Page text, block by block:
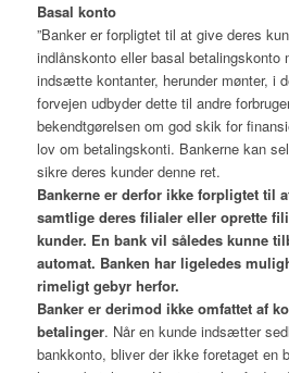
Basal konto
”Banker er forpligtet til at give deres
indlånskonto eller basal betalingskonto
indsætte kontanter, herunder mønter, i
forvejen udbyder dette til andre
bekendtgørelsen om god skik for
lov om betalingskonti. Bankerne kan
sikre deres kunder denne ret.
Bankerne er derfor ikke forpligtet til
samtlige deres filialer eller oprette
kunder. En bank vil således kunne
automat. Banken har ligeledes
rimeligt gebyr herfor.
Banker er derimod ikke omfattet af
betalinger. Når en kunde indsætter
bankkonto, bliver der ikke foretaget en